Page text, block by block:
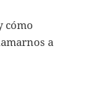
cómo
a